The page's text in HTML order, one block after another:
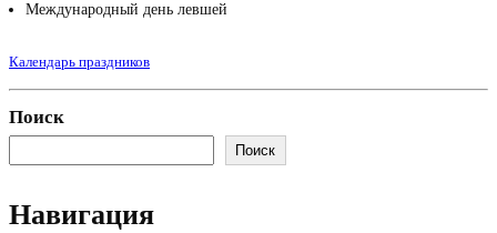
Международный день левшей
Календарь праздников
Поиск
Поиск
Навигация